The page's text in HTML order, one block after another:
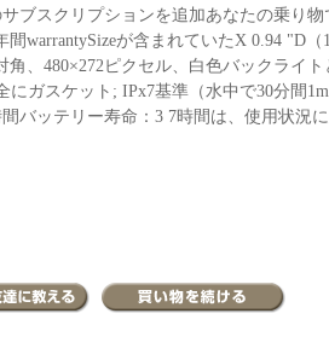
ブスクリプションを追加あなたの乗り物
warrantySizeが含まれていたX 0.94 "D（
、480×272ピクセル、白色バックライト
ガスケット; IPx7基準（水中で30分間
バッテリー寿命：3 7時間は、使用状況